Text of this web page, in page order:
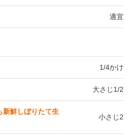
適宜
1/4かけ
大さじ1/2
新鮮しぼりたて生
小さじ2